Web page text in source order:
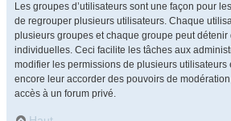
Les groupes d’utilisateurs sont une façon pour
de regrouper plusieurs utilisateurs. Chaque
plusieurs groupes et chaque groupe peut détenir
individuelles. Ceci facilite les tâches aux
modifier les permissions de plusieurs utilisateurs
encore leur accorder des pouvoirs de
accès à un forum privé.